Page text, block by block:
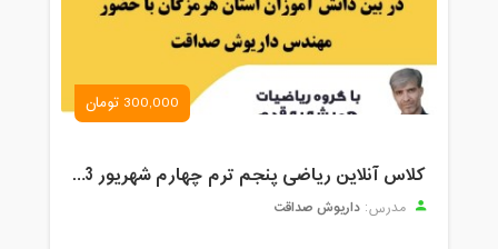
300,000 تومان
کلاس آنلاین ریاضی پنجم ترم چهارم شهریور 1403
مدرس: داریوش صداقت